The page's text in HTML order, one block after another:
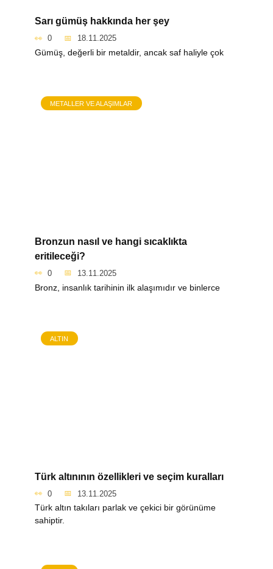
Sarı gümüş hakkında her şey
0 18.11.2025
Gümüş, değerli bir metaldir, ancak saf haliyle çok
METALLER VE ALAŞIMLAR
Bronzun nasıl ve hangi sıcaklıkta
eritileceği?
0 13.11.2025
Bronz, insanlık tarihinin ilk alaşımıdır ve binlerce
ALTIN
Türk altınının özellikleri ve seçim kuralları
0 13.11.2025
Türk altın takıları parlak ve çekici bir görünüme
sahiptir.